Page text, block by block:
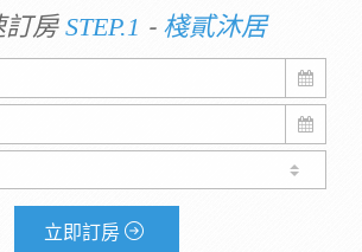
訂房 STEP.1 - 棧貳沐居
立即訂房